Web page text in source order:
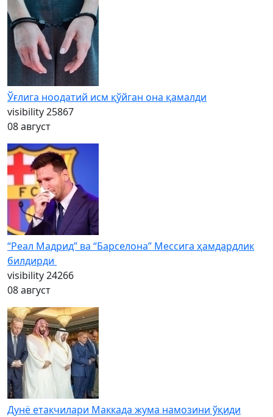
Ўғлига ноодатий исм қўйган она қамалди
visibility25867
08 август
“Реал Мадрид” ва “Барселона” Мессига ҳамдардлик
билдирди
visibility24266
08 август
Дунё етакчилари Маккада жума намозини ўқиди